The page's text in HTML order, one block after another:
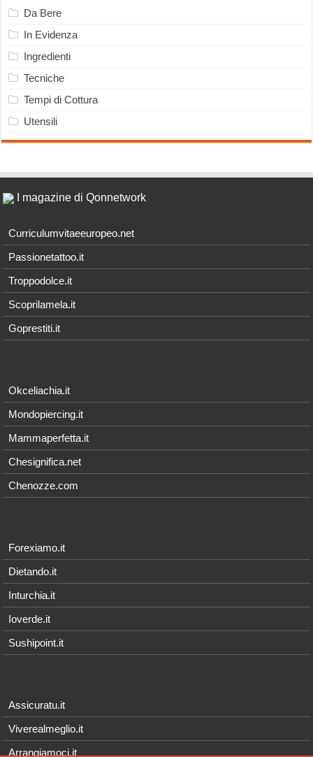
Da Bere
In Evidenza
Ingredienti
Tecniche
Tempi di Cottura
Utensili
I magazine di Qonnetwork
Curriculumvitaeeuropeo.net
Passionetattoo.it
Troppodolce.it
Scoprilamela.it
Goprestiti.it
Okceliachia.it
Mondopiercing.it
Mammaperfetta.it
Chesignifica.net
Chenozze.com
Forexiamo.it
Dietando.it
Inturchia.it
Ioverde.it
Sushipoint.it
Assicuratu.it
Viverealmeglio.it
Arrangiamoci.it